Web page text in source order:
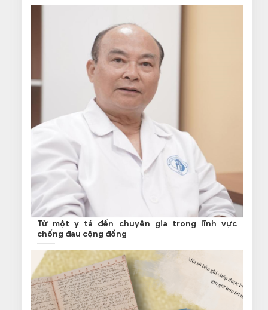
Từ một y tá đến chuyên gia trong lĩnh vực
chống đau cộng đồng